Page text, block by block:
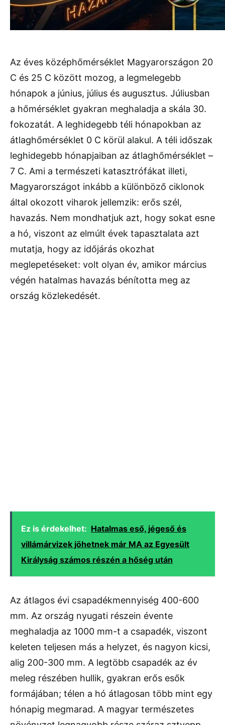
Az éves középhőmérséklet Magyarországon 20
C és 25 C között mozog, a legmelegebb
hónapok a június, július és augusztus. Júliusban
a hőmérséklet gyakran meghaladja a skála 30.
fokozatát. A leghidegebb téli hónapokban az
átlaghőmérséklet 0 C körül alakul. A téli időszak
leghidegebb hónapjaiban az átlaghőmérséklet –
7 C. Ami a természeti katasztrófákat illeti,
Magyarországot inkább a különböző ciklonok
által okozott viharok jellemzik: erős szél,
havazás. Nem mondhatjuk azt, hogy sokat esne
a hó, viszont az elmúlt évek tapasztalata azt
mutatja, hogy az időjárás okozhat
meglepetéseket: volt olyan év, amikor március
végén hatalmas havazás bénította meg az
ország közlekedését.
Ez is érdekelhet: Hatalmas eső, jégeső és
villámárvizek jöhetnek már MA az Egyesült
Királyság számos részén a hőség után
Az átlagos évi csapadékmennyiség 400-600
mm. Az ország nyugati részein évente
meghaladja az 1000 mm-t a csapadék, viszont
keleten teljesen más a helyzet, és nagyon kicsi,
alig 200-300 mm. A legtöbb csapadék az év
meleg részében hullik, gyakran erős esők
formájában; télen a hó átlagosan több mint egy
hónapig megmarad. A magyar természetes